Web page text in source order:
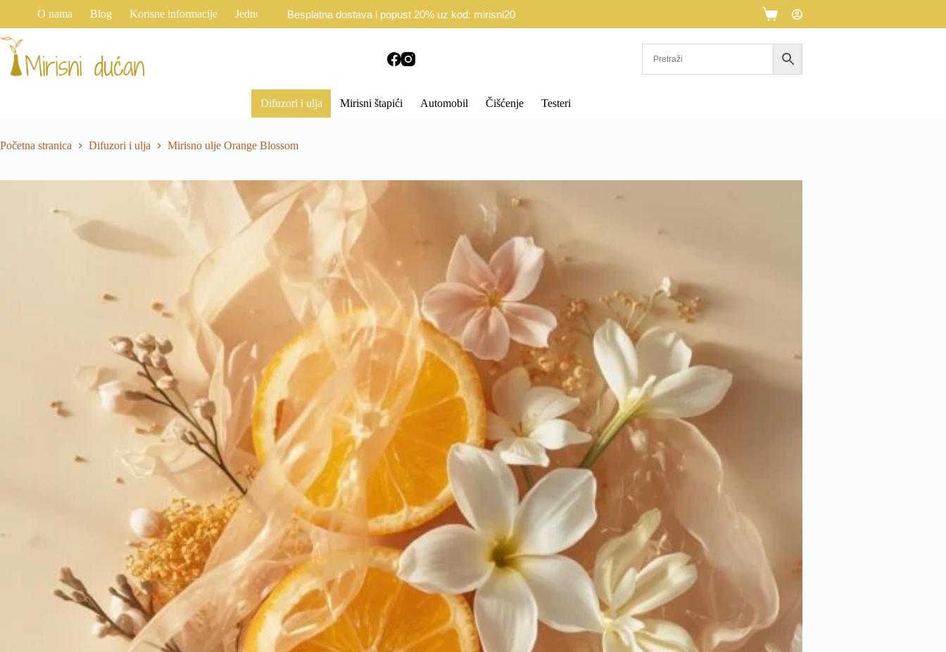
sadržaj
O nama Blog Korisne informacije Jednostrani raskid Ugovora Politika privatnosti
Besplatna dostava i popust 20% uz kod: mirisni20 Košarica
Difuzori i ulja Mirisni štapići Automobil Čišćenje Testeri
Početna stranica Difuzori i ulja Mirisno ulje Orange Blossom